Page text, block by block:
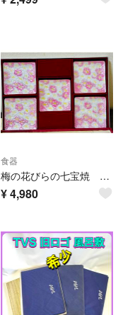
食器
梅の花びらの七宝焼 小皿5枚セット 未使用品 MITSUKOSHI 三越
¥4,980